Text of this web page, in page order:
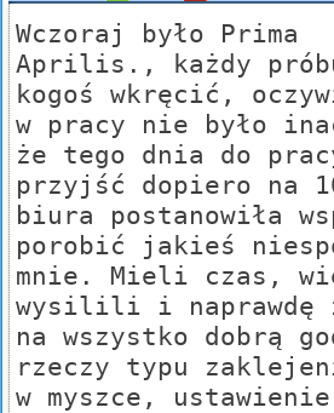
Wczoraj było Prima
Aprilis., każdy
kogoś wkręcić,
w pracy nie było
że tego dnia do
przyjść dopiero na
biura postanowiła
porobić jakieś
mnie. Mieli czas,
wysilili i naprawdę
na wszystko dobrą
rzeczy typu
w myszce,